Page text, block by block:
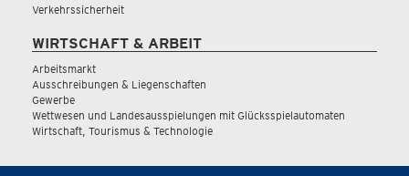
Verkehrssicherheit
WIRTSCHAFT & ARBEIT
Arbeitsmarkt
Ausschreibungen & Liegenschaften
Gewerbe
Wettwesen und Landesausspielungen mit Glücksspielautomaten
Wirtschaft, Tourismus & Technologie